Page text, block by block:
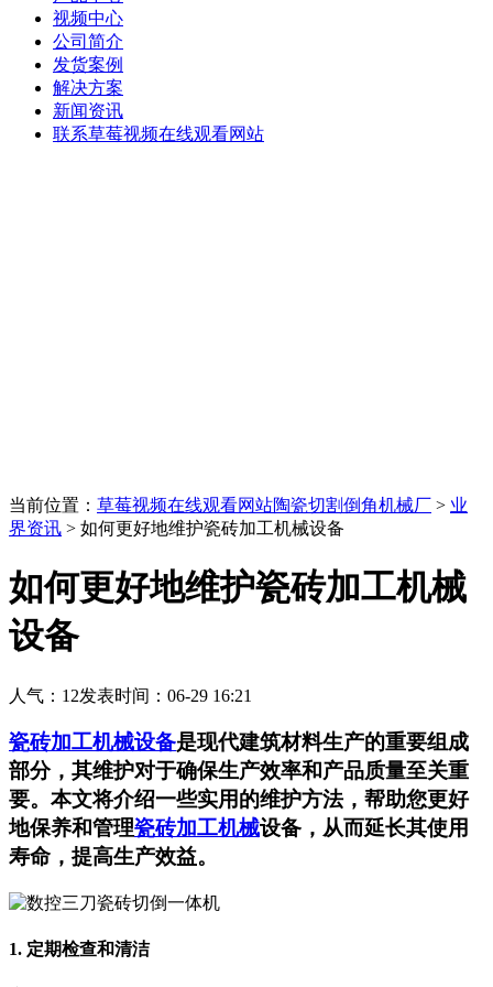
视频中心
公司简介
发货案例
解决方案
新闻资讯
联系草莓视频在线观看网站
当前位置： 草莓视频在线观看网站陶瓷切割倒角机械厂 > 业
界资讯 > 如何更好地维护瓷砖加工机械设备
如何更好地维护瓷砖加工机械
设备
人气： 12发表时间：06-29 16:21
瓷砖加工机械设备是现代建筑材料生产的重要组成
部分，其维护对于确保生产效率和产品质量至关重
要。本文将介绍一些实用的维护方法，帮助您更好
地保养和管理瓷砖加工机械设备，从而延长其使用
寿命，提高生产效益。
1. 定期检查和清洁